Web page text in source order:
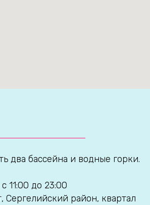
два бассейна и водные горки.
11:00 до 23:00
Сергелийский район, квартал